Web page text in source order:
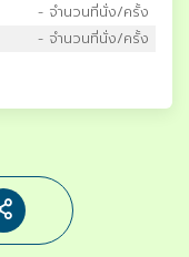
- จำนวนที่นั่ง/ครั้ง
- จำนวนที่นั่ง/ครั้ง